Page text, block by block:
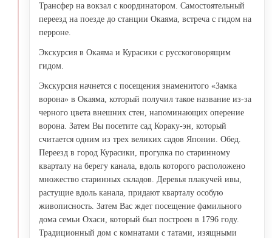
Трансфер на вокзал с координатором. Самостоятельный
переезд на поезде до станции Окаяма, встреча с гидом на
перроне.
Экскурсия в Окаяма и Курасики с русскоговорящим
гидом.
Экскурсия начнется с посещения знаменитого «Замка
ворона» в Окаяма, который получил такое название из-за
черного цвета внешних стен, напоминающих оперение
ворона. Затем Вы посетите сад Кораку-эн, который
считается одним из трех великих садов Японии. Обед.
Переезд в город Курасики, прогулка по старинному
кварталу на берегу канала, вдоль которого расположено
множество старинных складов. Деревья плакучей ивы,
растущие вдоль канала, придают кварталу особую
живописность. Затем Вас ждет посещение фамильного
дома семьи Охаси, который был построен в 1796 году.
Традиционный дом с комнатами с татами, изящными